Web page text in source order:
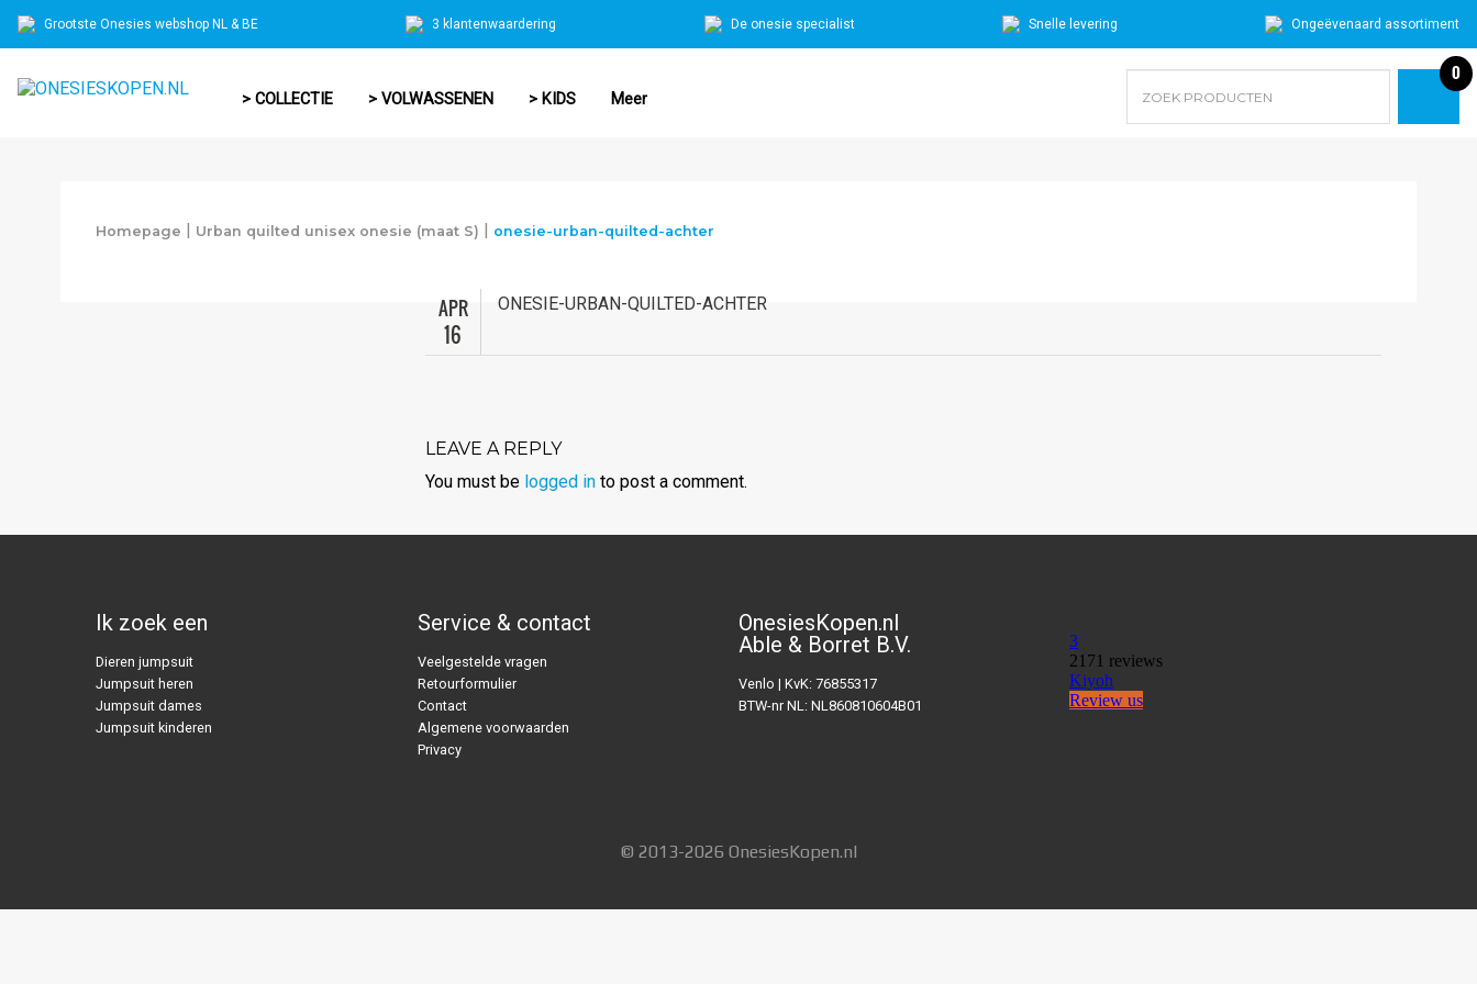
Grootste Onesies webshop NL & BE 3 klantenwaardering De onesie specialist Snelle levering Ongeëvenaard assortiment
> COLLECTIE > VOLWASSENEN > KIDS Meer
0
Homepage Urban quilted unisex onesie (maat S) onesie-urban-quilted-achter
APR
16
ONESIE-URBAN-QUILTED-ACHTER
LEAVE A REPLY
You must be logged in to post a comment.
Ik zoek een
Dieren jumpsuit
Jumpsuit heren
Jumpsuit dames
Jumpsuit kinderen
Service & contact
Veelgestelde vragen
Retourformulier
Contact
Algemene voorwaarden
Privacy
OnesiesKopen.nl
Able & Borret B.V.
Venlo | KvK: 76855317
BTW-nr NL: NL860810604B01
© 2013-2026 OnesiesKopen.nl